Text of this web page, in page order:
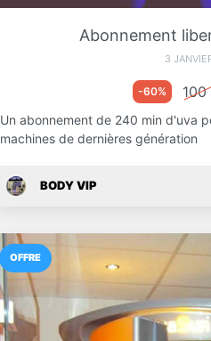
Abonnement
3
-60% 100
Un abonnement de 240 min d'uva
machines de dernières génération
BODY VIP
OFFRE